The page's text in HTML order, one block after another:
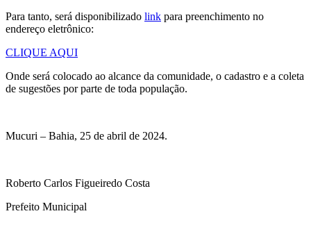
Para tanto, será disponibilizado link para preenchimento no
endereço eletrônico:
CLIQUE AQUI
Onde será colocado ao alcance da comunidade, o cadastro e a coleta
de sugestões por parte de toda população.
Mucuri – Bahia, 25 de abril de 2024.
Roberto Carlos Figueiredo Costa
Prefeito Municipal